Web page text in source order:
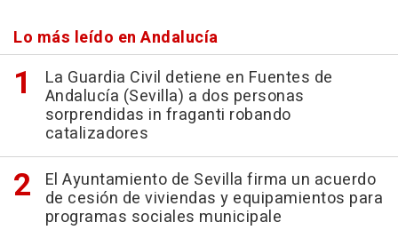
Lo más leído en Andalucía
La Guardia Civil detiene en Fuentes de
Andalucía (Sevilla) a dos personas
sorprendidas in fraganti robando
catalizadores
El Ayuntamiento de Sevilla firma un acuerdo
de cesión de viviendas y equipamientos para
programas sociales municipale